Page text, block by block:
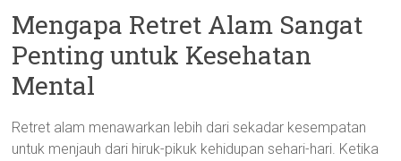
Mengapa Retret Alam Sangat
Penting untuk Kesehatan
Mental
Retret alam menawarkan lebih dari sekadar kesempatan
untuk menjauh dari hiruk-pikuk kehidupan sehari-hari. Ketika